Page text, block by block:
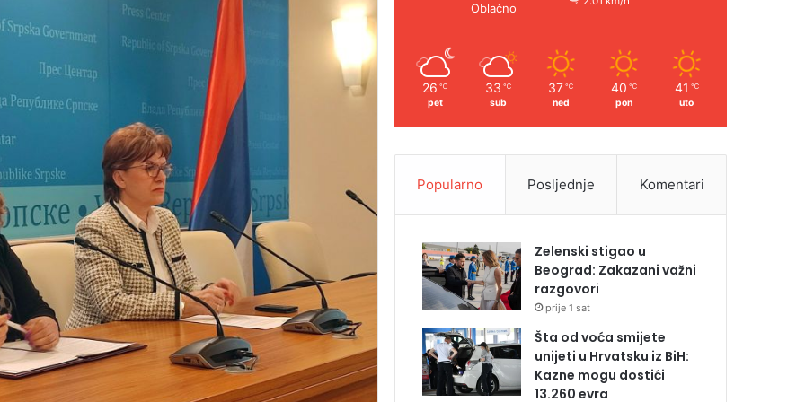
Oblačno
26 ℃
pet
33 ℃
sub
37 ℃
ned
40 ℃
pon
41 ℃
uto
Popularno Posljednje Komentari
Zelenski stigao u
Beograd: Zakazani važni
razgovori
prije 1 sat
Šta od voća smijete
unijeti u Hrvatsku iz BiH:
Kazne mogu dostići
13.260 evra